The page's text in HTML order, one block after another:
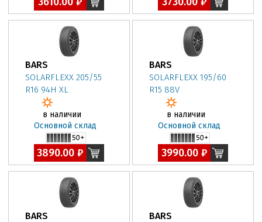
BARS
SOLARFLEXX 205/55
R16 94H XL
в наличии
Основной склад
3890.00 ₽
BARS
SOLARFLEXX 195/60
R15 88V
в наличии
Основной склад
3990.00 ₽
BARS BARS